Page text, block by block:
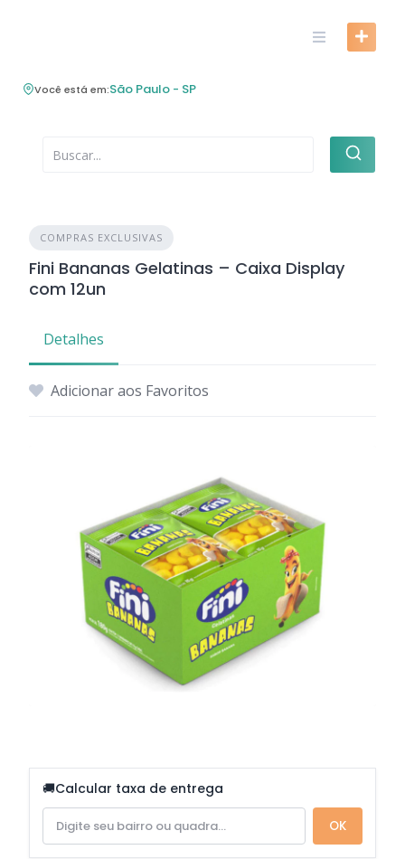
Você está em:São Paulo - SP
COMPRAS EXCLUSIVAS
Fini Bananas Gelatinas – Caixa Display
com 12un
Detalhes
Adicionar aos Favoritos
🚚Calcular taxa de entrega
OK